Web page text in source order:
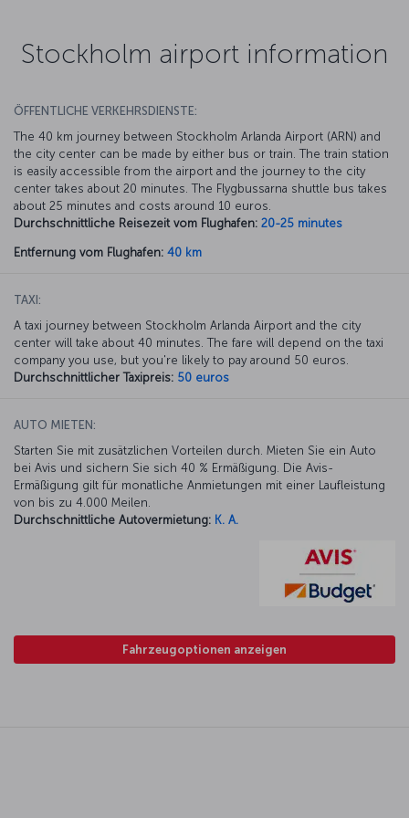
Stockholm airport information
ÖFFENTLICHE VERKEHRSDIENSTE:
The 40 km journey between Stockholm Arlanda Airport (ARN) and
the city center can be made by either bus or train. The train station
is easily accessible from the airport and the journey to the city
center takes about 20 minutes. The Flygbussarna shuttle bus takes
about 25 minutes and costs around 10 euros.
Durchschnittliche Reisezeit vom Flughafen: 20-25 minutes
Entfernung vom Flughafen: 40 km
TAXI:
A taxi journey between Stockholm Arlanda Airport and the city
center will take about 40 minutes. The fare will depend on the taxi
company you use, but you're likely to pay around 50 euros.
Durchschnittlicher Taxipreis: 50 euros
AUTO MIETEN:
Starten Sie mit zusätzlichen Vorteilen durch. Mieten Sie ein Auto
bei Avis und sichern Sie sich 40 % Ermäßigung. Die Avis-
Ermäßigung gilt für monatliche Anmietungen mit einer Laufleistung
von bis zu 4.000 Meilen.
Durchschnittliche Autovermietung: K. A.
Fahrzeugoptionen anzeigen